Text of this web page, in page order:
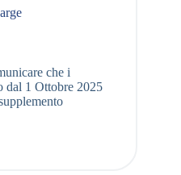
che i
dal 1 Ottobre 2025